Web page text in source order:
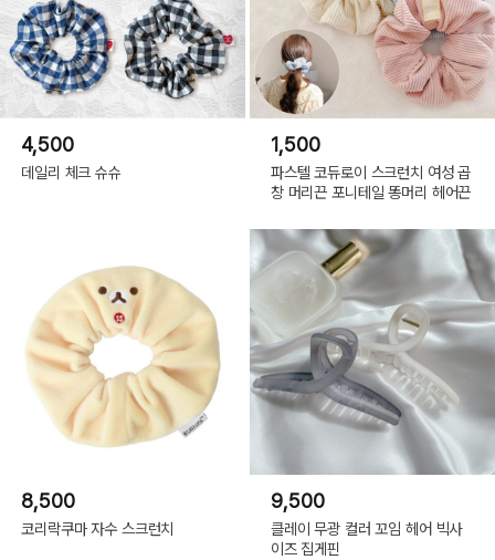
4,500
데일리 체크 슈슈
1,500
파스텔 코듀로이 스크런치 여성 곱
창 머리끈 포니테일 똥머리 헤어끈
8,500
코리락쿠마 자수 스크런치
9,500
클레이 무광 컬러 꼬임 헤어 빅사
이즈 집게핀